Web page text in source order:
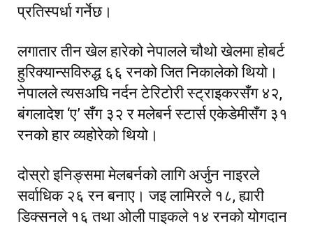
प्रतिस्पर्धा गर्नेछ।
लगातार तीन खेल हारेको नेपालले चौथो खेलमा होबर्ट
हुरिक्यान्सविरुद्ध ६६ रनको जित निकालेको थियो।
नेपालले त्यसअघि नर्दन टेरिटोरी स्ट्राइकरसँग ४२,
बंगलादेश ‘ए’ सँग ३२ र मलेबर्न स्टार्स एकेडेमीसँग ३१
रनको हार व्यहोरेको थियो।
दोस्रो इनिङ्समा मेलबर्नको लागि अर्जुन नाइरले
सर्वाधिक २६ रन बनाए। जइ लामिरले १८, ह्यारी
डिक्सनले १६ तथा ओली पाइकले १४ रनको योगदान